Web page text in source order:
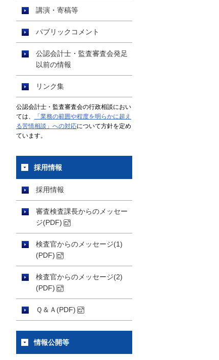
講演・寄稿等
パブリックコメント
公認会計士・監査審査会発足
以前の情報
リンク集
公認会計士・監査審査会の行政相談におい
ては、
「業務の範囲や程度を明らかに超え
る苦情相談」への対応について方針を定め
ています。
採用情報
採用情報
審査検査課長からのメッセー
ジ(PDF)
検査官からのメッセージ(1)
(PDF)
検査官からのメッセージ(2)
(PDF)
Ｑ＆Ａ(PDF)
情報公開等